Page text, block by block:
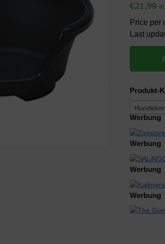
€21,99
Price per
Last
Produkt-
Werbung
Werbung
Werbung
Werbung